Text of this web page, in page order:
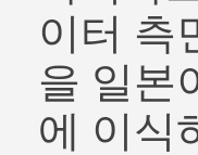
이터 측
을 일본
에 이식